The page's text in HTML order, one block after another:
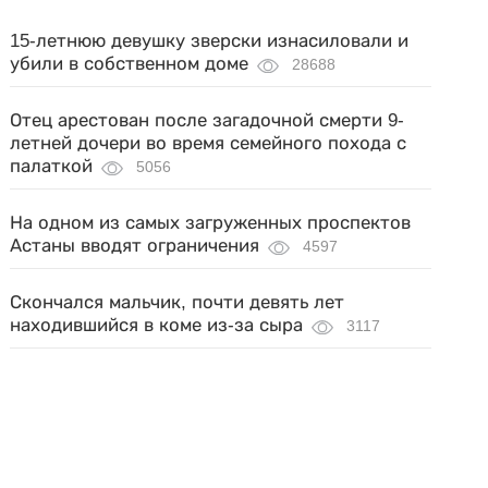
15-летнюю девушку зверски изнасиловали и
убили в собственном доме
28688
Отец арестован после загадочной смерти 9-
летней дочери во время семейного похода с
палаткой
5056
На одном из самых загруженных проспектов
Астаны вводят ограничения
4597
Скончался мальчик, почти девять лет
находившийся в коме из-за сыра
3117